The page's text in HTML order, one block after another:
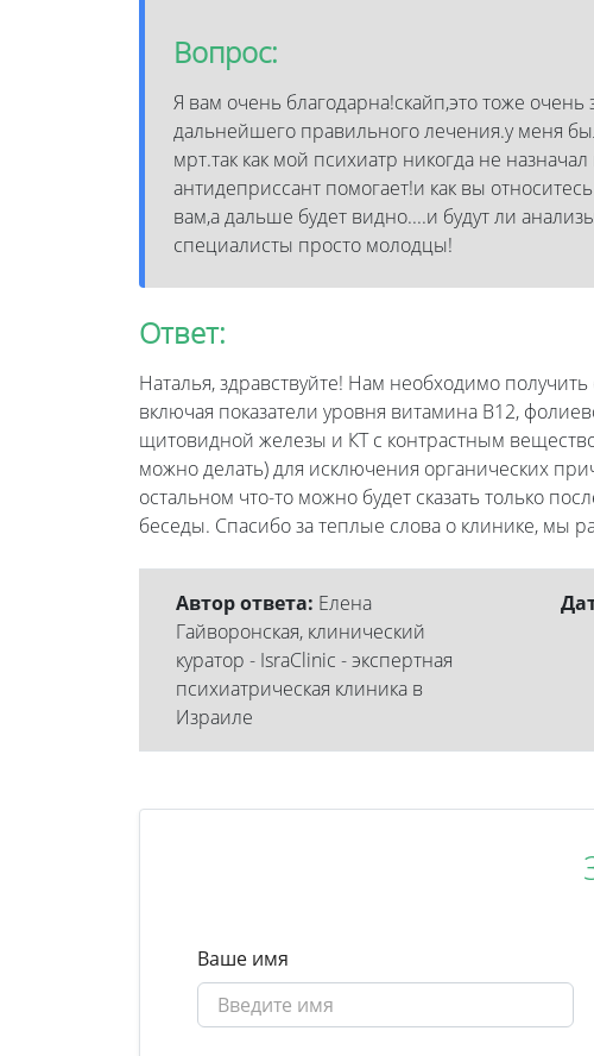
Вопрос:
Я вам очень благодарна!скайп,это тоже
дальнейшего правильного лечения.у меня
мрт.так как мой психиатр никогда не
антидеприссант помогает!и как вы
вам,а дальше будет видно....и будут ли
специалисты просто молодцы!
Ответ:
Наталья, здравствуйте! Нам необходимо
включая показатели уровня витамина В12,
щитовидной железы и КТ с контрастным
можно делать) для исключения органических
остальном что-то можно будет сказать только
беседы. Спасибо за теплые слова о клинике, мы
Автор ответа: Елена
Гайворонская, клинический
куратор - IsraClinic - экспертная
психиатрическая клиника в
Израиле
Ваше имя